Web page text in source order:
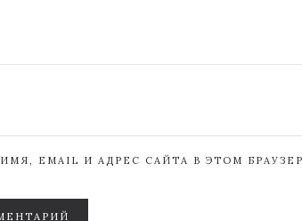
EMAIL И АДРЕС САЙТА В ЭТОМ